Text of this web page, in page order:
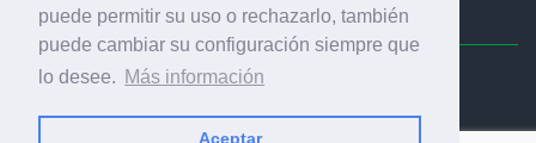
puede permitir su uso o rechazarlo, también
puede cambiar su configuración siempre que
lo desee. Más información
Aceptar
Ediciones Industria Gráfica, S.C.P.
Calle Fluvià 257, bajos, 08020 Barcelona (España)